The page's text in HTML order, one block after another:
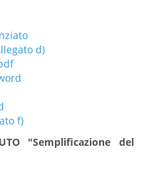
d)
f)
"Semplificazione del